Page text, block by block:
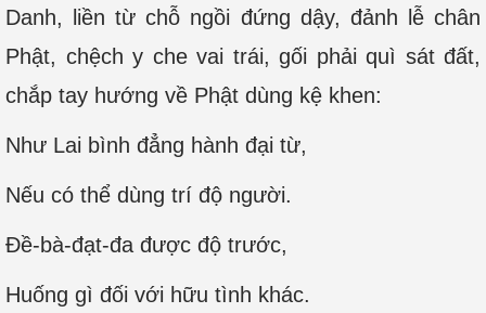
Danh, liền từ chỗ ngồi đứng dậy, đảnh lễ chân
Phật, chệch y che vai trái, gối phải quì sát đất,
chắp tay hướng về Phật dùng kệ khen:
Như Lai bình đẳng hành đại từ,
Nếu có thể dùng trí độ người.
Đề-bà-đạt-đa được độ trước,
Huống gì đối với hữu tình khác.